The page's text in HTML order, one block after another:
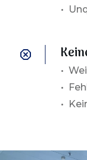
•
•
•
•